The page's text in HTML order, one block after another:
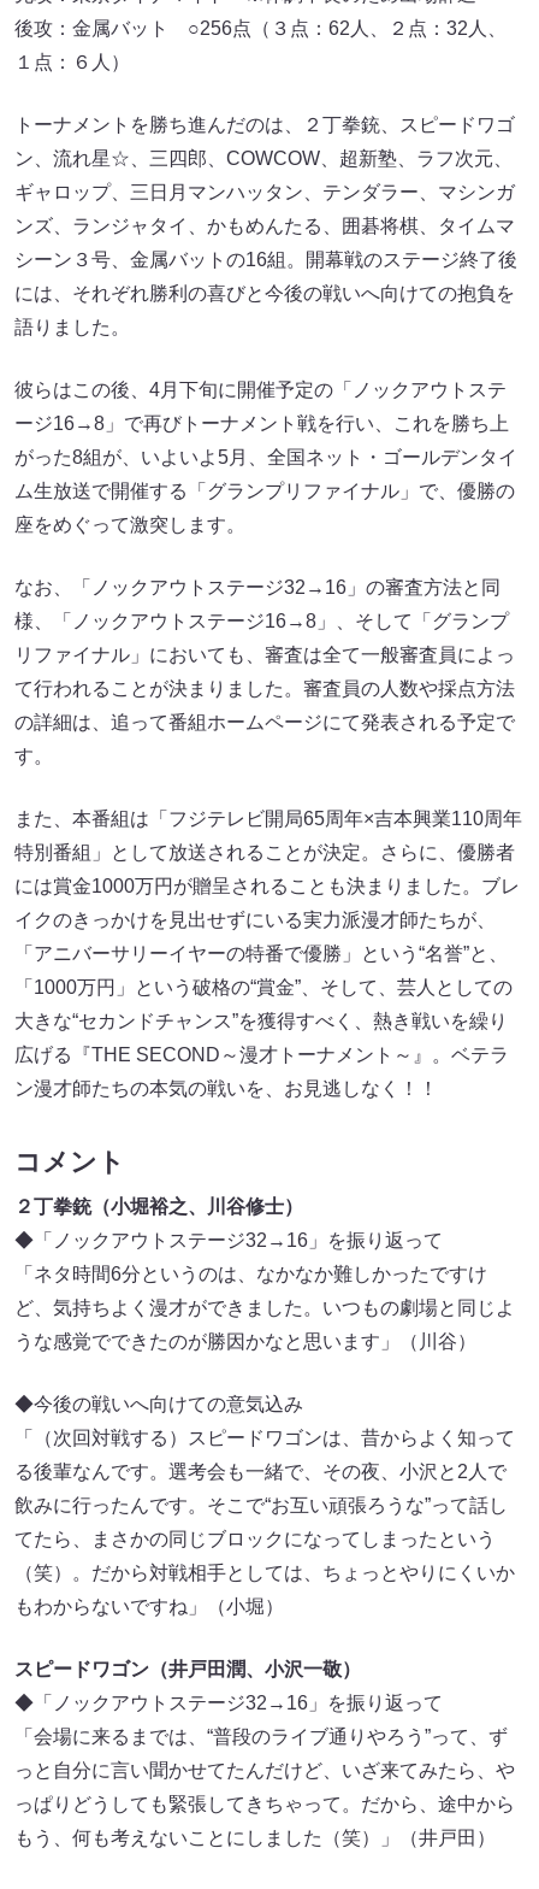
後攻：金属バット ○256点（３点：62人、２点：32人、
１点：６人）
トーナメントを勝ち進んだのは、２丁拳銃、スピードワゴ
ン、流れ星☆、三四郎、COWCOW、超新塾、ラフ次元、
ギャロップ、三日月マンハッタン、テンダラー、マシンガ
ンズ、ランジャタイ、かもめんたる、囲碁将棋、タイムマ
シーン３号、金属バットの16組。開幕戦のステージ終了後
には、それぞれ勝利の喜びと今後の戦いへ向けての抱負を
語りました。
彼らはこの後、4月下旬に開催予定の「ノックアウトステ
ージ16→8」で再びトーナメント戦を行い、これを勝ち上
がった8組が、いよいよ5月、全国ネット・ゴールデンタイ
ム生放送で開催する「グランプリファイナル」で、優勝の
座をめぐって激突します。
なお、「ノックアウトステージ32→16」の審査方法と同
様、「ノックアウトステージ16→8」、そして「グランプ
リファイナル」においても、審査は全て一般審査員によっ
て行われることが決まりました。審査員の人数や採点方法
の詳細は、追って番組ホームページにて発表される予定で
す。
また、本番組は「フジテレビ開局65周年×吉本興業110周年
特別番組」として放送されることが決定。さらに、優勝者
には賞金1000万円が贈呈されることも決まりました。ブレ
イクのきっかけを見出せずにいる実力派漫才師たちが、
「アニバーサリーイヤーの特番で優勝」という“名誉”と、
「1000万円」という破格の“賞金”、そして、芸人としての
大きな“セカンドチャンス”を獲得すべく、熱き戦いを繰り
広げる『THE SECOND～漫才トーナメント～』。ベテラ
ン漫才師たちの本気の戦いを、お見逃しなく！！
コメント
２丁拳銃（小堀裕之、川谷修士）
◆「ノックアウトステージ32→16」を振り返って
「ネタ時間6分というのは、なかなか難しかったですけ
ど、気持ちよく漫才ができました。いつもの劇場と同じよ
うな感覚でできたのが勝因かなと思います」（川谷）
◆今後の戦いへ向けての意気込み
「（次回対戦する）スピードワゴンは、昔からよく知って
る後輩なんです。選考会も一緒で、その夜、小沢と2人で
飲みに行ったんです。そこで“お互い頑張ろうな”って話し
てたら、まさかの同じブロックになってしまったという
（笑）。だから対戦相手としては、ちょっとやりにくいか
もわからないですね」（小堀）
スピードワゴン（井戸田潤、小沢一敬）
◆「ノックアウトステージ32→16」を振り返って
「会場に来るまでは、“普段のライブ通りやろう”って、ず
っと自分に言い聞かせてたんだけど、いざ来てみたら、や
っぱりどうしても緊張してきちゃって。だから、途中から
もう、何も考えないことにしました（笑）」（井戸田）